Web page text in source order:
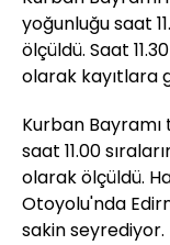
yoğunluğu saat
ölçüldü. Saat
olarak kayıtlara
Kurban
saat 11.00
olarak ölçüldü.
Otoyolu'nda
sakin seyrediyor.